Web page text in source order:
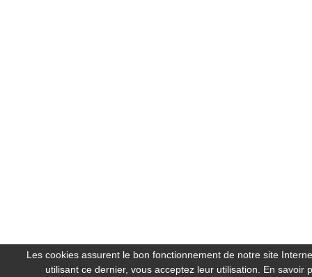
Les cookies assurent le bon fonctionnement de notre site
utilisant ce dernier, vous acceptez leur utilisation. En savoir